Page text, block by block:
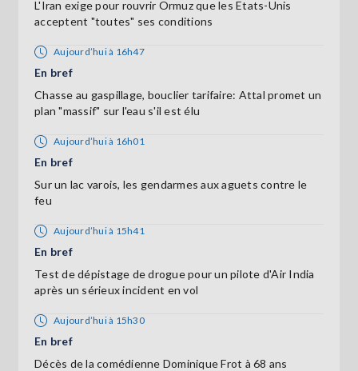
L'Iran exige pour rouvrir Ormuz que les Etats-Unis
acceptent "toutes" ses conditions
Aujourd’hui à 16h47
En bref
Chasse au gaspillage, bouclier tarifaire: Attal promet un
plan "massif" sur l'eau s'il est élu
Aujourd’hui à 16h01
En bref
Sur un lac varois, les gendarmes aux aguets contre le
feu
Aujourd’hui à 15h41
En bref
Test de dépistage de drogue pour un pilote d'Air India
après un sérieux incident en vol
Aujourd’hui à 15h30
En bref
Décès de la comédienne Dominique Frot à 68 ans